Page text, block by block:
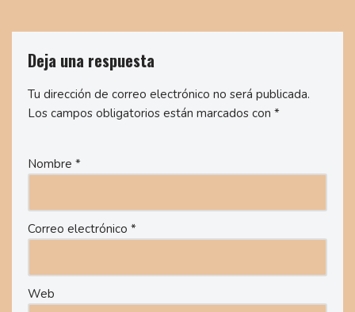
Deja una respuesta
Tu dirección de correo electrónico no será publicada.
Los campos obligatorios están marcados con *
Nombre *
Correo electrónico *
Web